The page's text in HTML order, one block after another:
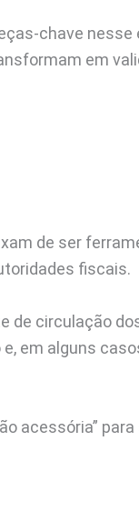
chave
em
de ser
fiscais.
de circulação
em alguns
acessória”